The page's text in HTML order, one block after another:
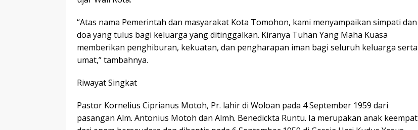
“Atas nama Pemerintah dan masyarakat Kota Tomohon, kami menyampaikan simpati dan
doa yang tulus bagi keluarga yang ditinggalkan. Kiranya Tuhan Yang Maha Kuasa
memberikan penghiburan, kekuatan, dan pengharapan iman bagi seluruh keluarga serta
umat,” tambahnya.
Riwayat Singkat
Pastor Kornelius Ciprianus Motoh, Pr. lahir di Woloan pada 4 September 1959 dari
pasangan Alm. Antonius Motoh dan Almh. Benedickta Runtu. Ia merupakan anak keempat